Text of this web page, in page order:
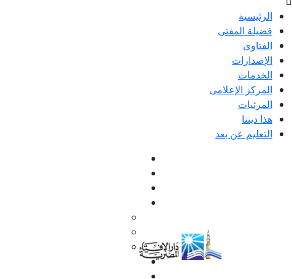
الرئيسية
فضيلة المفتى
الفتاوى
الإصدارات
الخدمات
المركز الإعلامى
المرئيات
هذا ديننا
التعليم عن بعد